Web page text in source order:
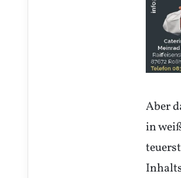
Aber
in